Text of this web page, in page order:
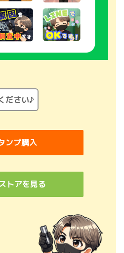
ださい♪
ンプ購入
トアを見る